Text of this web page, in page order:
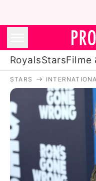
RoyalsStarsFilme
STARS